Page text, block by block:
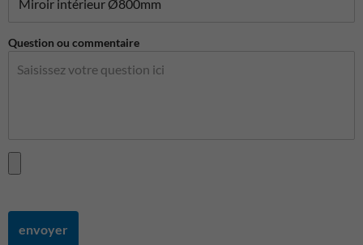
Question ou commentaire
envoyer